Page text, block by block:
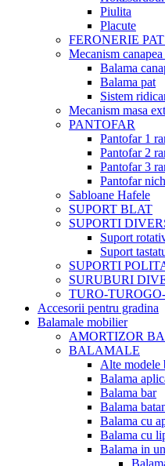
Piulita
Placute
FERONERIE
Mecanism
Balama
Balama pat
Sistem
Mecanism masa
PANTOFAR
Pantofar 1
Pantofar 2
Pantofar 3
Pantofar
Sabloane Hafele
SUPORT BLAT
SUPORTI
Suport
Suport
SUPORTI
SURUBURI
TURO-
Accesorii pentru gradina
Balamale mobilier
AMORTIZOR
BALAMALE
Alte modele
Balama
Balama bar
Balama
Balama cu
Balama cu
Balama in